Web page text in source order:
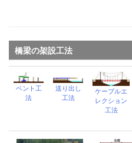
橋梁の架設工法
ベント工
法
送り出し
工法
ケーブルエ
レクション
工法